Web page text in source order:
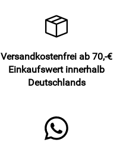
Versandkostenfrei ab 70,-€
Einkaufswert innerhalb
Deutschlands